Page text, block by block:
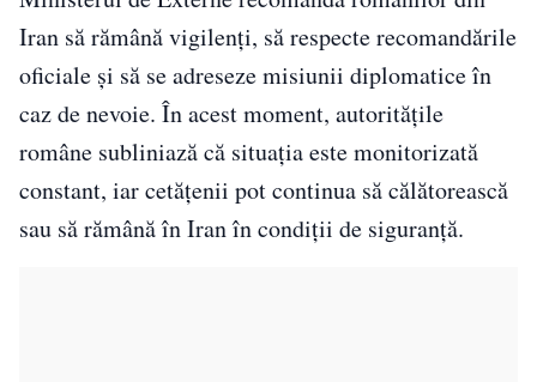
Iran să rămână vigilenți, să respecte recomandările
oficiale și să se adreseze misiunii diplomatice în
caz de nevoie. În acest moment, autoritățile
române subliniază că situația este monitorizată
constant, iar cetățenii pot continua să călătorească
sau să rămână în Iran în condiții de siguranță.